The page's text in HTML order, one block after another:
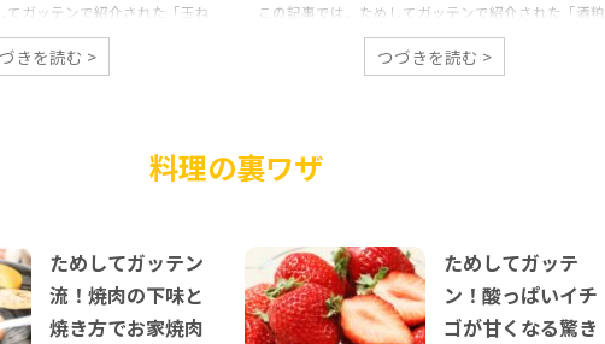
てガッテンで紹介された「玉ね
方」を写真付きでご紹介しま
で紹介された「玉ねぎドレッシ
ご紹介します。 ためしてガッテ
グの作り方 ためしてガッテン番
きを読む >
この記事では、ためしてガッテンで紹介された「酒粕
で作る甘酒のレシピ」をご紹介します。 酒粕の甘酒は
驚くほど簡単にできるのに、便秘解消や美肌効果など
なって溶けにくい」「温度調節が難しくて効果が半減
しないか心配……」という声もよく聞きます。 そこで
つづきを読む >
料理の裏ワザ
ためしてガッテン
流！焼肉の下味と
焼き方でお家焼肉
ためしてガッテ
ン！酸っぱいイチ
ゴが甘くなる驚き